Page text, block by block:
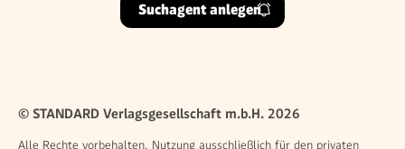
Suchagent anlegen
© STANDARD Verlagsgesellschaft m.b.H. 2026
Alle Rechte vorbehalten. Nutzung ausschließlich für den privaten